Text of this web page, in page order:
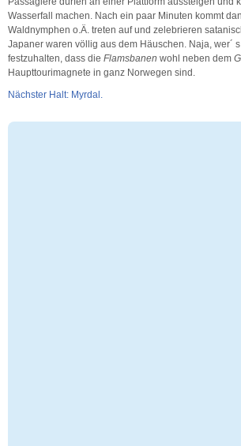
Wasserfall machen. Nach ein paar Minuten kommt
Waldnymphen o.Ä. treten auf und zelebrieren
Japaner waren völlig aus dem Häuschen. Naja, wer´
festzuhalten, dass die Flamsbanen wohl neben dem
Haupttourimagnete in ganz Norwegen sind.
Nächster Halt: Myrdal.